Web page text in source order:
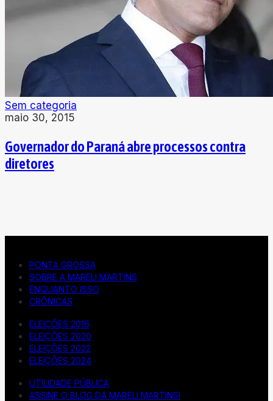
Sem categoria
maio 30, 2015
Governador do Paraná abre processos contra
diretores
PONTA GROSSA
SOBRE A MARELI MARTINS
ENQUANTO ISSO
CRÔNICAS
ELEIÇÕES 2016
ELEIÇÕES 2020
ELEIÇÕES 2022
ELEIÇÕES 2024
UTILIDADE PÚBLICA
ASSINE O BLOG DA MARELI MARTINS!